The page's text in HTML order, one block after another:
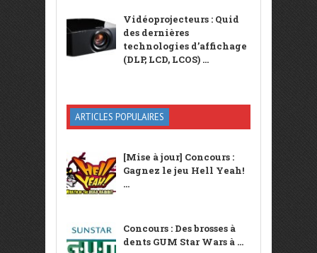
Vidéoprojecteurs : Quid
des dernières
technologies d’affichage
(DLP, LCD, LCOS) ...
ARTICLES POPULAIRES
[Mise à jour] Concours :
Gagnez le jeu Hell Yeah!
...
Concours : Des brosses à
dents GUM Star Wars à ...